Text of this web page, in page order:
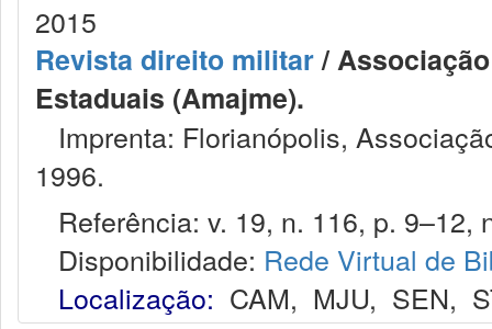
2015
Revista direito militar/
Estaduais (Amajme).
Imprenta: Florianópolis,
1996.
Referência: v. 19, n. 116, p. 9–12,
Disponibilidade: Rede Virtual de
Localização: CAM, MJU, SEN,